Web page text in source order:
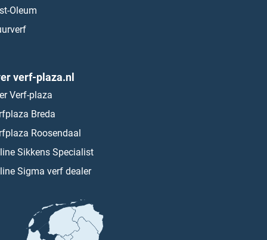
Oleum
verf-plaza.nl
Verf-plaza
Breda
Roosendaal
Sikkens Specialist
Sigma verf dealer